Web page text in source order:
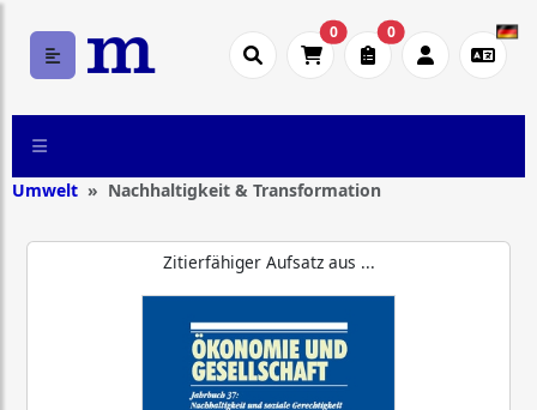
0 0
Umwelt Nachhaltigkeit & Transformation
Zitierfähiger Aufsatz aus ...